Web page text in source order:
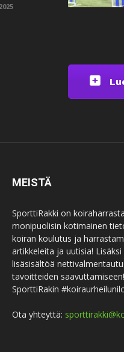
MEISTÄ
SporttiRakki on
monipuolisin kotimainen
koiran koulutus ja
artikkeleita ja uutisia!
lisäsisältöä
tavoitteiden
SporttiRakin
Ota yhteyttä: